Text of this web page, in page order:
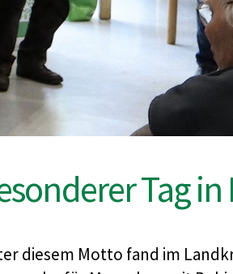
Tag
diesem Motto fand im